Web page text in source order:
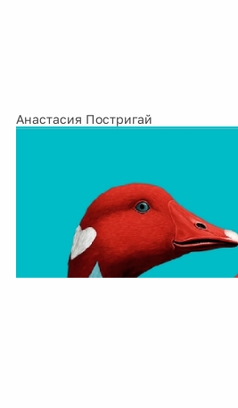
Анастасия Постригай